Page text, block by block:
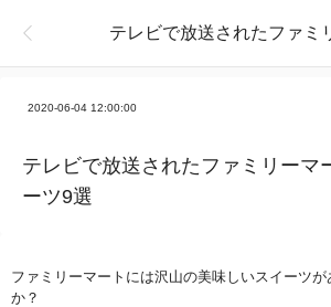
2020-06-04 12:00:00
テレビで放送されたファミリーマ
ーツ9選
ファミリ ーマー トには沢 山の美味しいスイ ーツが
か？